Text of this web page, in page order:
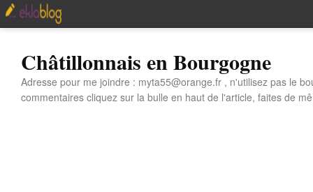
Châtillonnais en Bourgogne
Adresse pour me joindre : myta55@orange.fr , n'utilisez pas le
commentaires cliquez sur la bulle en haut de l'article, faites de